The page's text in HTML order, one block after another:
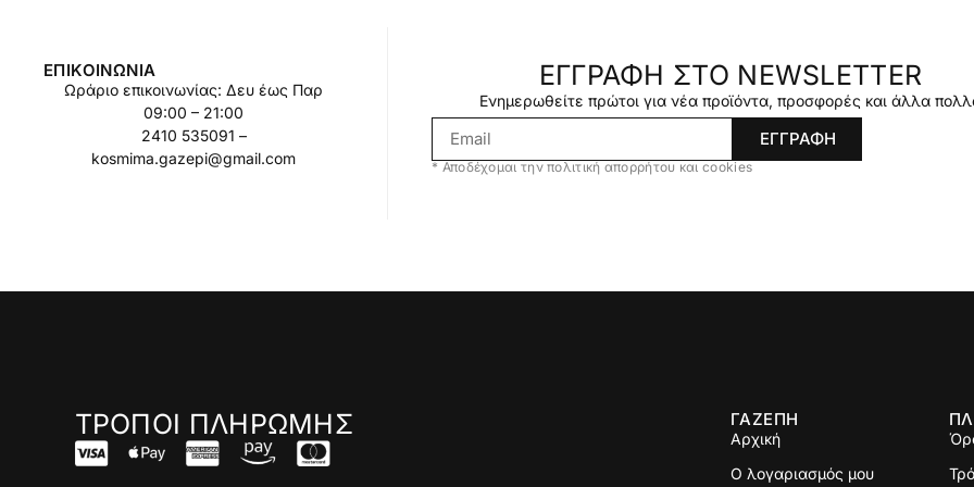
ΕΠΙΚΟΙΝΩΝΊΑ
Ωράριο επικοινωνίας: Δευ έως Παρ
09:00 – 21:00
2410 535091 –
kosmima.gazepi@gmail.com
ΕΓΓΡΑΦΗ ΣΤΟ NEWSLETTER
Ενημερωθείτε πρώτοι για νέα προϊόντα, προσφορές και άλλα
ΕΓΓΡΑΦΗ
* Αποδέχομαι την πολιτική απορρήτου και cookies
ΤΡΟΠΟΙ ΠΛΗΡΩΜΗΣ ΓΑΖΕΠΗ
Αρχική
Ο λογαριασμός μου